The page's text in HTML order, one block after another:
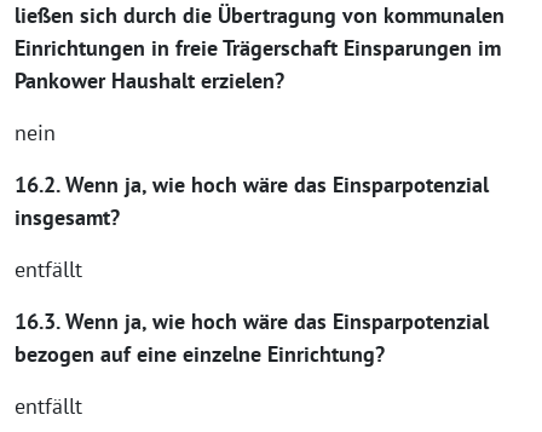
ließen sich durch die Übertragung von kommunalen
Einrichtungen in freie Trägerschaft Einsparungen im
Pankower Haushalt erzielen?
nein
16.2. Wenn ja, wie hoch wäre das Einsparpotenzial
insgesamt?
entfällt
16.3. Wenn ja, wie hoch wäre das Einsparpotenzial
bezogen auf eine einzelne Einrichtung?
entfällt